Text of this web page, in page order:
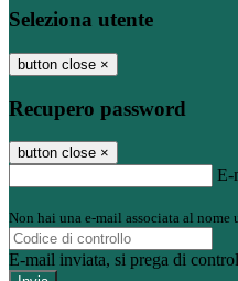
Seleziona utente
button close ×
Recupero password
button close ×
E-
Non hai una e-mail associata al
E-mail inviata, si prega di